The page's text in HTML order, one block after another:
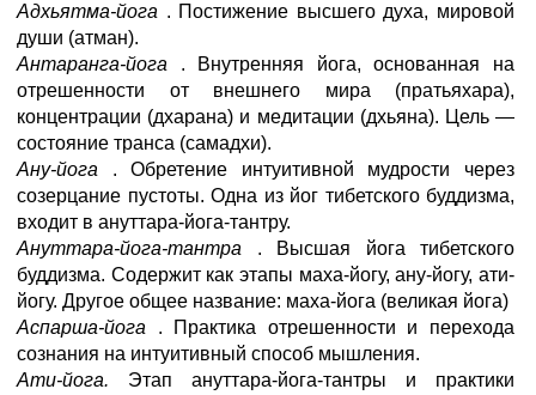
Адхьятма-йога . Постижение высшего духа, мировой
души (атман).
Антаранга-йога . Внутренняя йога, основанная на
отрешенности от внешнего мира (пратьяхара),
концентрации (дхарана) и медитации (дхьяна). Цель —
состояние транса (самадхи).
Ану-йога . Обретение интуитивной мудрости через
созерцание пустоты. Одна из йог тибетского буддизма,
входит в ануттара-йога-тантру.
Ануттара-йога-тантра . Высшая йога тибетского
буддизма. Содержит как этапы маха-йогу, ану-йогу, ати-
йогу. Другое общее название: маха-йога (великая йога)
Аспарша-йога . Практика отрешенности и перехода
сознания на интуитивный способ мышления.
Ати-йога. Этап ануттара-йога-тантры и практики